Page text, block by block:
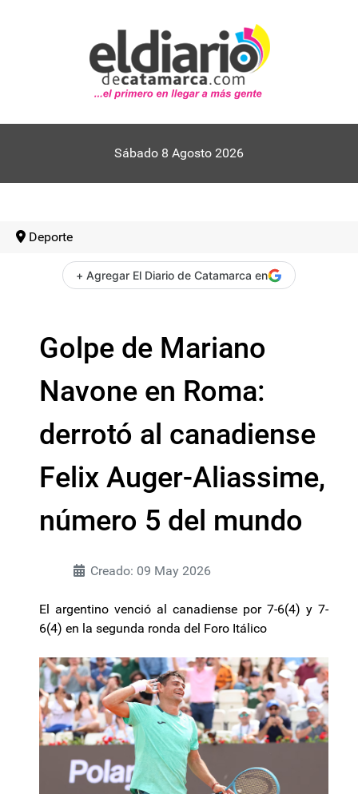
Sábado 8 Agosto 2026
Deporte
+ Agregar El Diario de Catamarca en
Golpe de Mariano
Navone en Roma:
derrotó al canadiense
Felix Auger-Aliassime,
número 5 del mundo
Creado: 09 May 2026
El argentino venció al canadiense por 7-6(4) y 7-
6(4) en la segunda ronda del Foro Itálico